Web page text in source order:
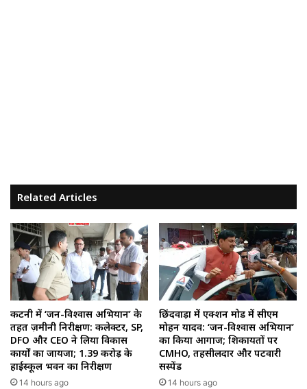
Related Articles
कटनी में ‘जन-विश्वास अभियान’ के
तहत ज़मीनी निरीक्षण: कलेक्टर, SP,
DFO और CEO ने लिया विकास
कार्यों का जायजा; ₹1.39 करोड़ के
हाईस्कूल भवन का निरीक्षण
14 hours ago
छिंदवाड़ा में एक्शन मोड में सीएम
मोहन यादव: ‘जन-विश्वास अभियान’
का किया आगाज; शिकायतों पर
CMHO, तहसीलदार और पटवारी
सस्पेंड
14 hours ago